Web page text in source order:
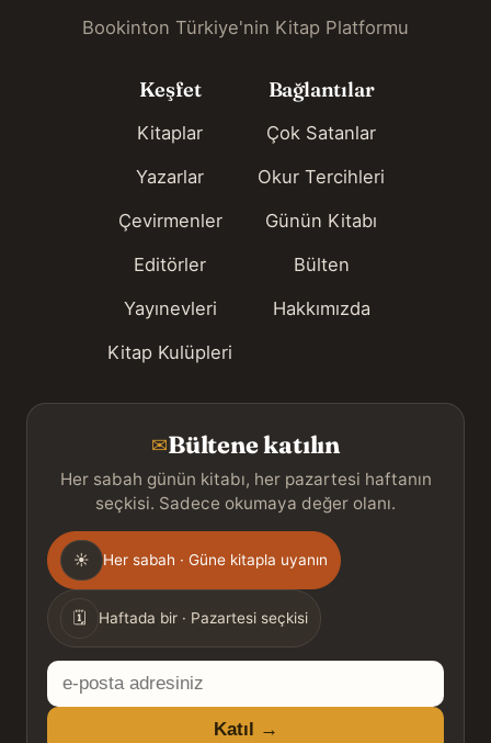
Bookinton Türkiye'nin Kitap Platformu
Keşfet
Kitaplar
Yazarlar
Çevirmenler
Editörler
Yayınevleri
Kitap Kulüpleri
Bağlantılar
Çok Satanlar
Okur Tercihleri
Günün Kitabı
Bülten
Hakkımızda
✉Bültene katılın
Her sabah günün kitabı, her pazartesi haftanın
seçkisi. Sadece okumaya değer olanı.
Gönderim
sıklığı
☀ Her sabah · Güne kitapla uyanın
🗓 Haftada bir · Pazartesi seçkisi
E-
posta
Katıl →